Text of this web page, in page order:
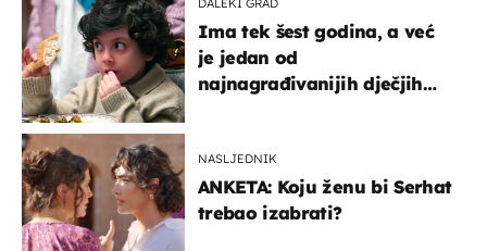
Ima tek šest godina, a već
je jedan od
najnagrađivanijih dječjih
NASLJEDNIK
ANKETA: Koju ženu bi Serhat
trebao izabrati?